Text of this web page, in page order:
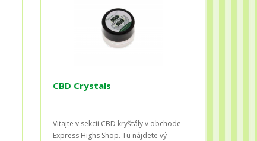
CBD Crystals
Vitajte v sekcii CBD kryštály v obchode
Express Highs Shop. Tu nájdete vý